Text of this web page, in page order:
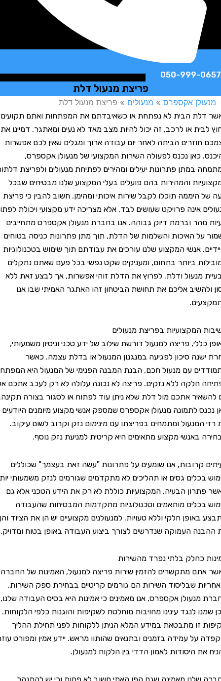
050-999-
פריצת מנעול דלת
אקספרס»מנעולים»פריצת מנעול דלת
הבית לא נפתחת או כשאיבדתם את המפתחות ואתם תקועים
או לרכב, זה יכול להיות מצב מאד לא נעים ומאתגר. דמיינו את
הביתה לאחר יום עבודה ארוך ומגלים שאין לכם אפשרות
כאן נכנס לפעולה השירות המקצועי של מנעולן אקספרס,
פתרונות יעילים ומהירים לפתיחת מנעולים ולפריצת דלתות.
והמהירות בהם פועלים בעלי המקצוע שלנו מבטיחים שבכל
תוכלו לקבל שירות איכותי ומהימן. חשוב להבין כי פריצת
אינה פרויקט שעושים לבד, אלא מצריכה ידע מקצועי ויכולת לפתור
וברמת דיוק גבוהה. אנו בחברת מנעולן אקספרס מתחייבים
האיכות והשלמות של הדלת, תוך מתן פתרונות כניסה בטוחים
אנשי המקצוע שלנו עורכים את עבודתם תוך שימוש בטכנולוגיות
ביותר בתחום, ומעניקים שקט נפשי בכל פעם שאתם נתקלים
מנעול ודלת. לפרוץ את הדלת זוהי אפשרות, אך לבצע זאת ללא
אליכם את תחושת הביטחון זהו האתגר האמיתי שבו אנו
בפריצת מנעולים
פריצה למנעול דורשת שילוב של ידע טכני וניסיון משמעותי,
סיכון לפגיעה במנגנון המנעול או בדלת עצמה. כאשר
עם מנעול חכם, הבנת המבנה הפנימי של המנעול היא המפתח
חלקה ללא נזקים. פריצה לא נכונה עלולה לא רק לעכב אתכם אלא
אתכם מול דלת שלא ניתן עוד לפתוח או לסגור בצורה תקינה.
לתמונה מנעולן אקספרס שמספק אנשי מקצוע מיומנים היודעים
ומתמחים בפריצתו עם מינימום נזק וקרוב לשום עיקוב.
מקצוע מתאימים היא קריטית למניעת נזק נוסף.
קרובות, אנו שומעים על פתרונות "עשה זאת בעצמך" שכוללים
גסים או תהליכים לא מתקדמים שגורמים לנזק משמעותי יותר
הבעיה. המקצועיות כוללת לא רק את הידע הטכני אלא גם
מותאמים וטכנולוגיות מתקדמות המבטיחות שהעבודה
חלקי וללא טעויות. למנעולנים מקצועיים יש הן את הציוד והן
העמוקה שנדרשים לצורך ביצוע העבודה באופן בטוח ומדויק.
כחלק בלתי נפרד מהשירות
מתקשרים להזמין שירות פריצה למנעול, האמינות של החברה
שבליסוד השירות הם גורמים קריטיים בבחירת ספק השירות.
אקספרס, אנו מאמינים כי אמינות היא בסיס העבודה שלנו,
לנגד עינינו מחויבות מוחלטת לשקיפות והוגנות כלפי הלקוחות.
זו מתבטאת במידע המלא הניתן ללקוחות לפני תחילת ההליך
עמידה בזמנים ובתנאים שהותוו מראש. יידע אמין ומפורט עוזר
היסודות לאמון הדדי בין הלקוח למנעולן.